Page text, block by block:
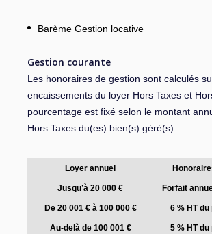
Barème Gestion locative
Gestion courante
Les honoraires de gestion sont calculés
encaissements du loyer Hors Taxes et
pourcentage est fixé selon le montant
Hors Taxes du(es) bien(s) géré(s):
Loyer annuel
Jusqu’à 20 000 € Forfait
De 20 001 € à 100 000 € 6 % HT
Au-delà de 100 001 € 5 % HT